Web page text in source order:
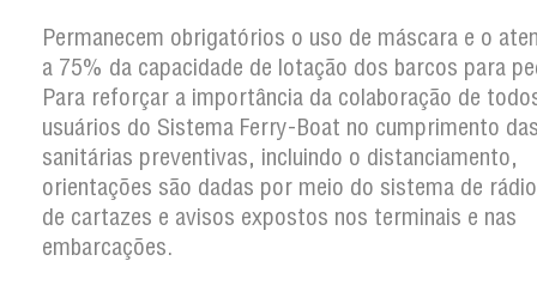
Permanecem obrigatórios o uso de máscara e o
a 75% da capacidade de lotação dos barcos para
Para reforçar a importância da colaboração de
usuários do Sistema Ferry-Boat no cumprimento
sanitárias preventivas, incluindo o distanciamento,
orientações são dadas por meio do sistema de
de cartazes e avisos expostos nos terminais e nas
embarcações.